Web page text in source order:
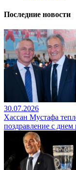
Последние новости
30.07.2026
Хассан Мустафа
поздравление с